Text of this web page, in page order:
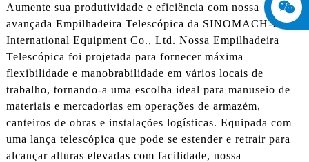
Aumente sua produtividade e eficiência com nossa
avançada Empilhadeira Telescópica da SINOMACH-Hi
International Equipment Co., Ltd. Nossa Empilhadeira
Telescópica foi projetada para fornecer máxima
flexibilidade e manobrabilidade em vários locais de
trabalho, tornando-a uma escolha ideal para manuseio de
materiais e mercadorias em operações de armazém,
canteiros de obras e instalações logísticas. Equipada com
uma lança telescópica que pode se estender e retrair para
alcançar alturas elevadas com facilidade, nossa